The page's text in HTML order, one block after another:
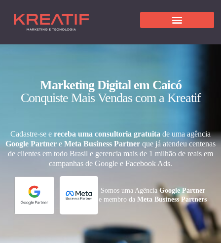
Marketing Digital em Caicó
Conquiste Mais Vendas com a Kreatif
Cadastre-se e receba uma consultoria gratuita de uma agência
Google Partner e Meta Business Partner que já atendeu centenas
de clientes em todo Brasil e gerencia mais de 1 milhão de reais em
campanhas de Google e Facebook Ads.
Somos uma AgênciaGoogle Partner
e membro daMeta Business Partners